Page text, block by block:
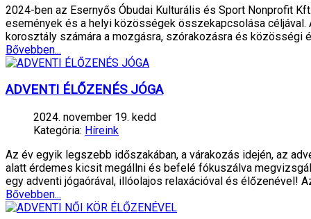
2024-ben az Esernyős Óbudai Kulturális és Sport Nonprofit
események és a helyi közösségek összekapcsolása
korosztály számára a mozgásra, szórakozásra és közösségi
Bővebben...
ADVENTI ÉLŐZENÉS JÓGA
2024. november 19. kedd
Kategória: Híreink
Az év egyik legszebb időszakában, a várakozás idején, az
alatt érdemes kicsit megállni és befelé fókuszálva
egy adventi jógaórával, illóolajos relaxációval és élőzenével!
Bővebben...